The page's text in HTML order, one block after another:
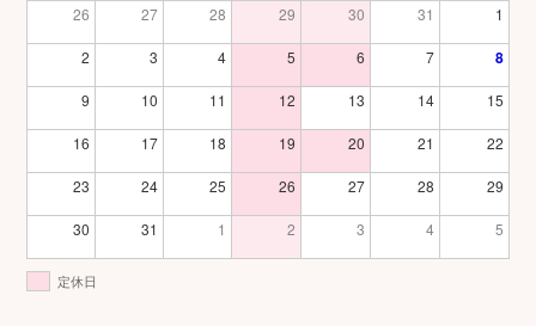
26 27 28 29 30 31 1
2 3 4 5 6 7 8
9 10 11 12 13 14 15
16 17 18 19 20 21 22
23 24 25 26 27 28 29
30 31 1 2 3 4 5
定休日